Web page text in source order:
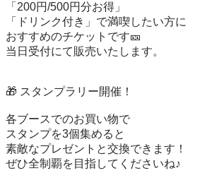
「200円/500円分お得」
「ドリンク付き」で満喫したい方に
おすすめのチケットです🎫
当日受付にて販売いたします。
🎁 スタンプラリー開催！
各ブースでのお買い物で
スタンプを3個集めると
素敵なプレゼントと交換できます！
ぜひ全制覇を目指してくださいね♪